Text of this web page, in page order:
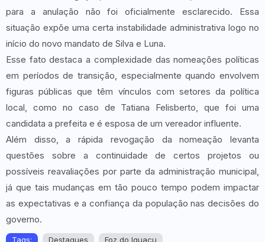
para a anulação não foi oficialmente esclarecido. Essa
situação expõe uma certa instabilidade administrativa logo no
início do novo mandato de Silva e Luna.
Esse fato destaca a complexidade das nomeações políticas
em períodos de transição, especialmente quando envolvem
figuras públicas que têm vínculos com setores da política
local, como no caso de Tatiana Felisberto, que foi uma
candidata a prefeita e é esposa de um vereador influente.
Além disso, a rápida revogação da nomeação levanta
questões sobre a continuidade de certos projetos ou
possíveis reavaliações por parte da administração municipal,
já que tais mudanças em tão pouco tempo podem impactar
as expectativas e a confiança da população nas decisões do
governo.
Tags: Destaques Foz do Iguaçu